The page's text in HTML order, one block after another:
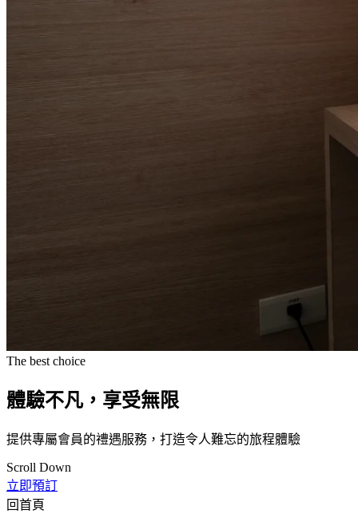
The best choice
體驗不凡，享受無限
提供專屬會員的禮遇服務，打造令人難忘的旅程體驗
Scroll Down
立即預訂
回首頁